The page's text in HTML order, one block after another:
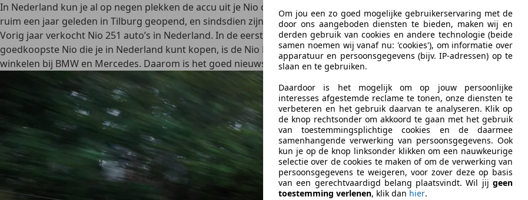
Om jou een zo goed mogelijke gebruikerservaring met de
door ons aangeboden diensten te bieden, maken wij en
derden gebruik van cookies en andere technologie (beide
samen noemen wij vanaf nu: 'cookies'), om informatie over
apparatuur en persoonsgegevens (bijv. IP-adressen) op te
slaan en te gebruiken.
Daardoor is het mogelijk om op jouw persoonlijke
interesses afgestemde reclame te tonen, onze diensten te
verbeteren en het gebruik daarvan te analyseren. Klik op
de knop rechtsonder om akkoord te gaan met het gebruik
van toestemmingsplichtige cookies en de daarmee
samenhangende verwerking van persoonsgegevens. Ook
kun je op de knop linksonder klikken om een nauwkeurige
selectie over de cookies te maken of om de verwerking van
persoonsgegevens te weigeren, voor zover deze op basis
van een gerechtvaardigd belang plaatsvindt. Wil jij geen
toestemming verlenen, klik dan hier.
In Nederland kun je al op negen plekken de accu uit je Nio omwisselen. Eind vorig jaar werden Amsterdam en
ruim een jaar geleden in Tilburg geopend, en sindsdien zijn daar Power Swap Stations in Apeldoorn, Arnhem,
Vorig jaar verkocht Nio 251 auto’s in Nederland. In de eerste drie maanden van dit jaar bleef de teller steken op 81
goedkoopste Nio die je in Nederland kunt kopen, is de Nio ET5, die een vanafprijs van ruim 50 mille heeft. En dan
winkelen bij BMW en Mercedes. Daarom is het goed nieuws dat Nio druk bezig is met een betaalbare EV.